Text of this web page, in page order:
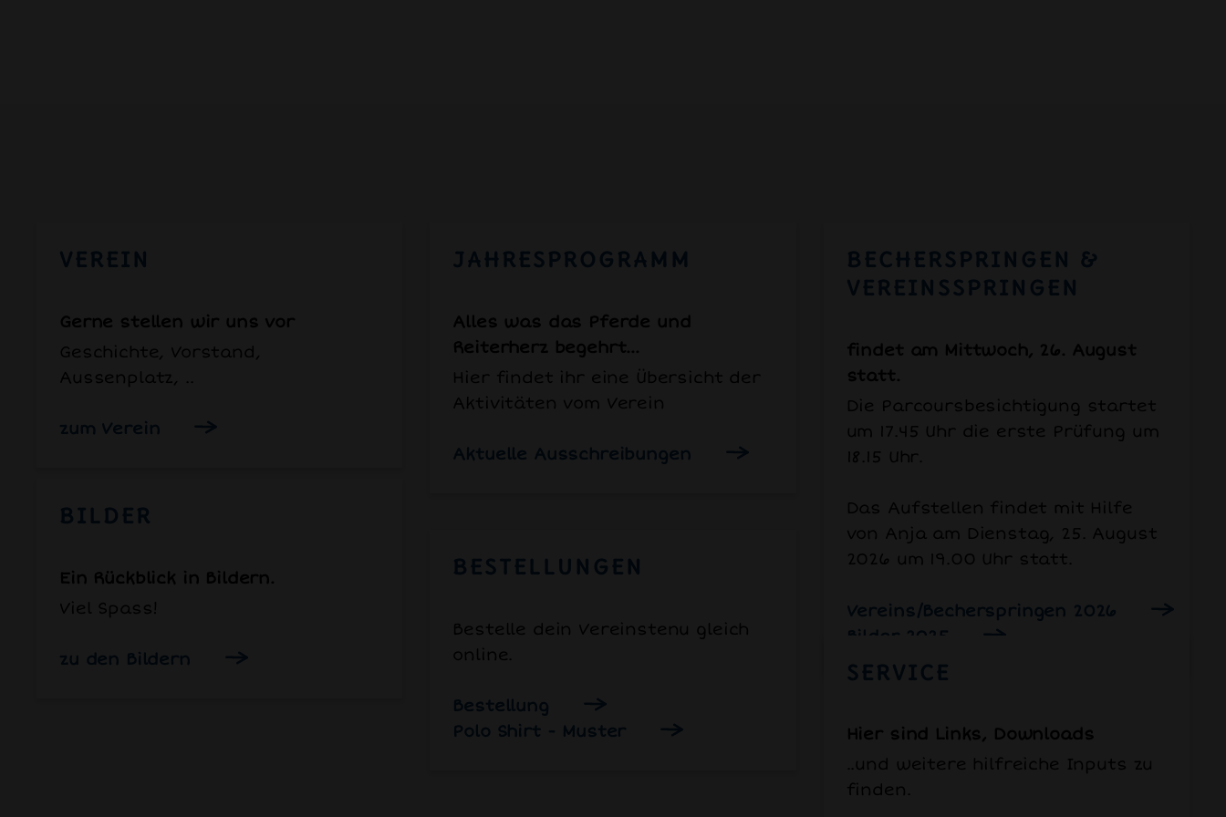
VEREIN
Gerne stellen wir uns vor
Geschichte, Vorstand,
Aussenplatz, ..
zum Verein
JAHRESPROGRAMM
Alles was das Pferde und
Reiterherz begehrt...
Hier findet ihr eine Übersicht der
Aktivitäten vom Verein
Aktuelle Ausschreibungen
BECHERSPRINGEN &
VEREINSSPRINGEN
findet am Mittwoch, 26. August
statt.
Die Parcoursbesichtigung startet
um 17.45 Uhr die erste Prüfung um
18.15 Uhr.
Das Aufstellen findet mit Hilfe
von Anja am Dienstag, 25. August
2026 um 19.00 Uhr statt.
Vereins/Becherspringen 2026
Bilder 2025
BILDER
Ein Rückblick in Bildern.
Viel Spass!
zu den Bildern
BESTELLUNGEN
Bestelle dein Vereinstenu gleich
online.
Bestellung
Polo Shirt - Muster
SERVICE
Hier sind Links, Downloads
..und weitere hilfreiche Inputs zu
finden.